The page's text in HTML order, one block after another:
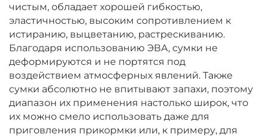
чистым, обладает хорошей гибкостью,
эластичностью, высоким сопротивлением к
истиранию, выцветанию, растрескиванию.
Благодаря использованию ЭВА, сумки не
деформируются и не портятся под
воздействием атмосферных явлений. Также
сумки абсолютно не впитывают запахи, поэтому
диапазон их применения настолько широк, что
их можно смело использовать даже для
приговления прикормки или, к примеру, для